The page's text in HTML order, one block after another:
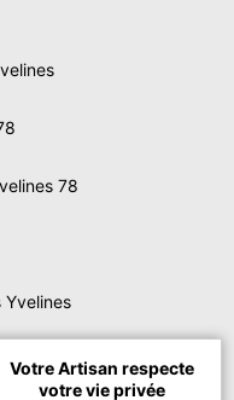
78
Yvelines
Votre Artisan respecte
votre vie privée